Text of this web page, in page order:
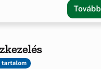
Tovább
tartalom